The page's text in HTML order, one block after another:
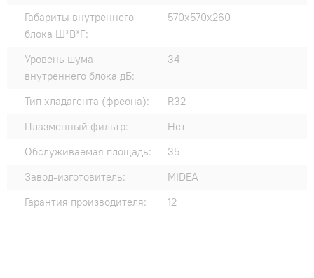
Габариты внутреннего
блока Ш*В*Г:
570х570х260
Уровень шума
внутреннего блока дБ:
34
Тип хладагента (фреона):
R32
Плазменный фильтр:
Нет
Обслуживаемая площадь:
35
Завод-изготовитель:
MIDEA
Гарантия производителя:
12